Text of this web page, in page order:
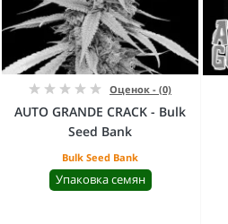
Оценок - (0)
AUTO GRANDE CRACK - Bulk
Seed Bank
Bulk Seed Bank
Упаковка семян